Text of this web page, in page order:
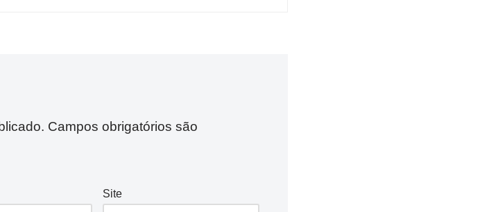
Campos obrigatórios são
Site